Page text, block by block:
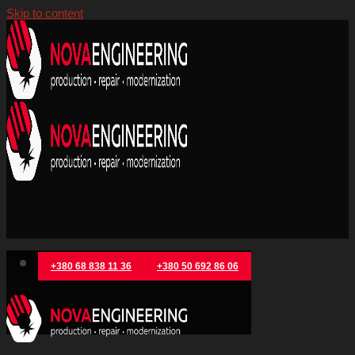
Skip to content
+380 68 838 11 36 +380 50 692 86 06